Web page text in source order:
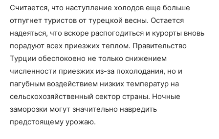
Считается, что наступление холодов еще больше
отпугнет туристов от турецкой весны. Остается
надеяться, что вскоре распогодиться и курорты вновь
порадуют всех приезжих теплом. Правительство
Турции обеспокоено не только снижением
численности приезжих из-за похолодания, но и
пагубным воздействием низких температур на
сельскохозяйственный сектор страны. Ночные
заморозки могут значительно навредить
предстоящему урожаю.